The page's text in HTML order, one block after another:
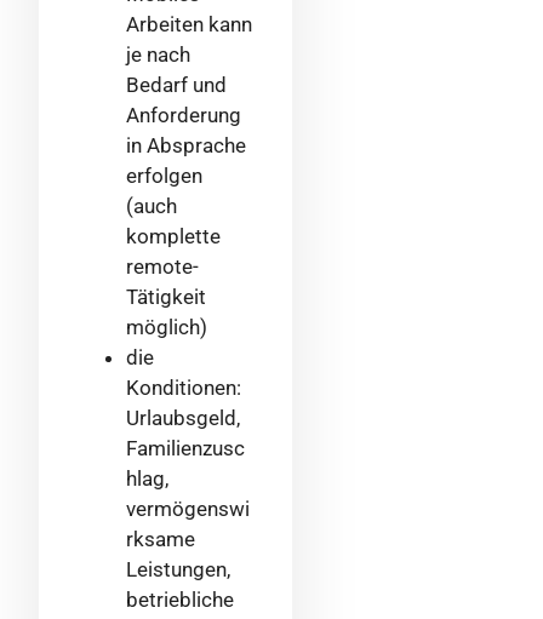
Arbeiten kann
je nach
Bedarf und
Anforderung
in Absprache
erfolgen
(auch
komplette
remote-
Tätigkeit
möglich)
die
Konditionen:
Urlaubsgeld,
Familienzusc
hlag,
vermögenswi
rksame
Leistungen,
betriebliche